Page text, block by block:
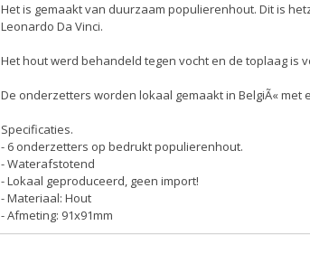
Het is gemaakt van duurzaam populierenhout. Dit is
Leonardo Da Vinci.
Het hout werd behandeld tegen vocht en de toplaag is
De onderzetters worden lokaal gemaakt in BelgiÃ«
Specificaties.
- 6 onderzetters op bedrukt populierenhout.
- Waterafstotend
- Lokaal geproduceerd, geen import!
- Materiaal: Hout
- Afmeting: 91x91mm